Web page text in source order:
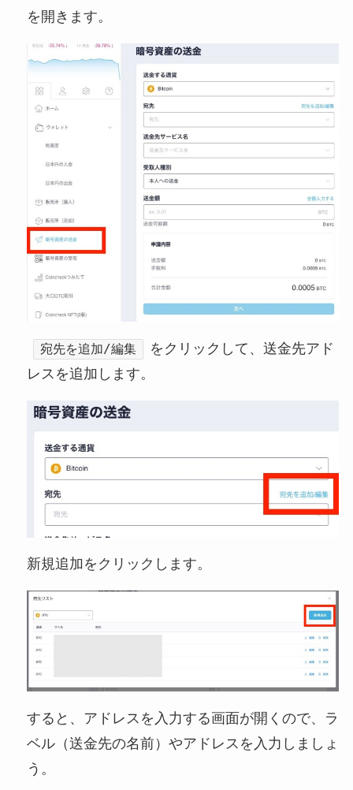
を開きます。
宛先を追加/編集
をクリックして、送金先アド
レスを追加します。
新規追加をクリックします。
すると、アドレスを入力する画面が開くので、ラ
ベル（送金先の名前）やアドレスを入力しましょ
う。